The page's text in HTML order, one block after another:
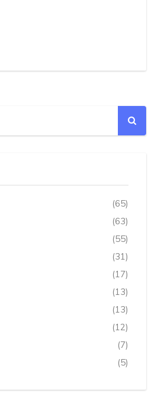
(65)
(63)
(55)
(31)
(17)
(13)
(13)
(12)
(7)
(5)